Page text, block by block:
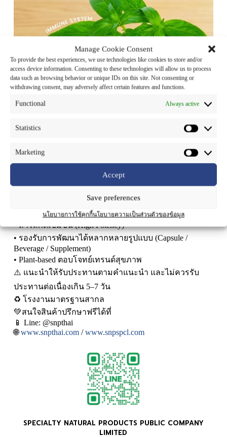
Manage Cookie Consent
To provide the best experiences, we use technologies like cookies to store and/or
access device information. Consenting to these technologies will allow us to process
data such as browsing behavior or unique IDs on this site. Not consenting or
withdrawing consent, may adversely affect certain features and functions.
Functional Always active
Statistics
Marketing
Accept
Save preferences
นโยบายการใช้คุกกี้นโยบายความเป็นส่วนตัวของข้อมูล
🌿 รู้หรือไม่ว่า “สารสกัดจากฟ้าทะลายโจร” (Andrographis
ดูแลสุขภาพมาอย่างยาวนาน ซึ่งมีสารสำคัญ ได้แก่
Andrographolides ที่มีคุณสมบัติช่วยเสริมภูมิคุ้มกัน บรรเทา
อาการหวัดและเจ็บคอ ลดการอักเสบ ลดไข้ และช่วยดูแล
ระบบทางเดินหายใจ
✨ จุดเด่นสารสกัดจาก SNPS
• Standardized สารสำคัญ ควบคุมคุณภาพสม่ำเสมอ
• สารสกัดเข้มข้น (High Potency)
• รองรับการพัฒนาได้หลากหลายรูปแบบ (Capsule /
Beverage / Supplement)
• Plant-based ตอบโจทย์เทรนด์สุขภาพ
⚠️ แนะนำให้รับประทานตามคำแนะนำ และไม่ควรรับ
ประทานต่อเนื่องเกิน 5–7 วัน
♻️ โรงงานมาตรฐานสากล
💚สนใจสินค้าปรึกษาฟรีได้ที่
📱 Line: @snpthai
🌐www.snpthai.com/www.snpspcl.com
SPECIALTY NATURAL PRODUCTS PUBLIC COMPANY
LIMITED